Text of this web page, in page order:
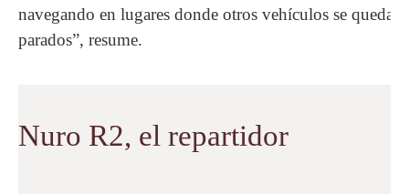
navegando en lugares donde otros vehículos se
parados”, resume.
Nuro R2, el repartidor